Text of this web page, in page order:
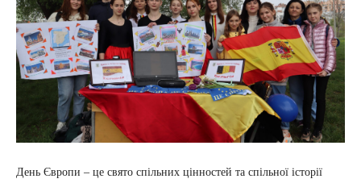
День Європи – це свято спільних цінностей та спільної історії